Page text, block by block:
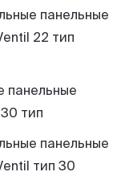
панельные
22 тип
панельные
тип
панельные
тип 30